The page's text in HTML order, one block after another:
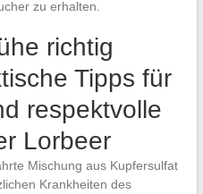
zu erhalten.
richtig
Tipps für
respektvolle
Lorbeer
Mischung aus Kupfersulfat
Krankheiten des